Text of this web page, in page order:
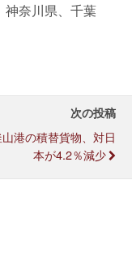
神奈川県、千葉
次の投稿
港の積替貨物、対日
本が4.2％減少